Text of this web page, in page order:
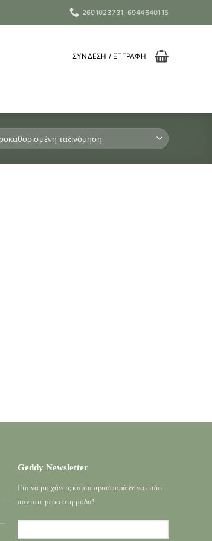
2691023731, 6944640115
ΣΎΝΔΕΣΗ / ΕΓΓΡΑΦΉ
Geddy Newsletter
Για να μη χάνεις καμία προσφορά & να είσαι
πάντοτε μέσα στη μόδα!